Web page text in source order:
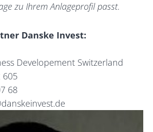
zu Ihrem Anlageprofil passt.
Danske Invest:
Developement Switzerland
605
68